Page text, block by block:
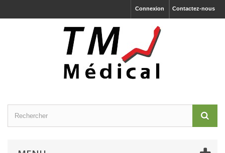
Contactez-nous
Connexion